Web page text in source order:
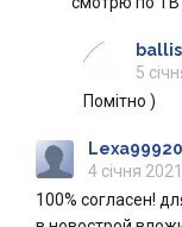
5
Помітно )
4 січня
100% согласен!